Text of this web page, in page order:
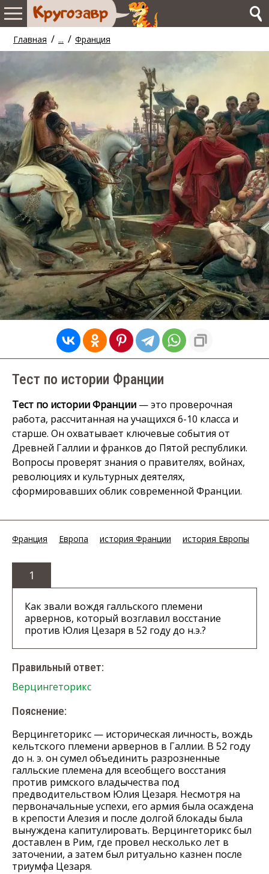
Главная / ... / Франция
Тест по истории Франции
Тест по истории Франции — это проверочная
работа, рассчитанная на учащихся 6-10 класса и
старше. Он охватывает ключевые события от
Древней Галлии и франков до Пятой республики.
Вопросы проверят знания о правителях, войнах,
революциях и культурных деятелях,
сформировавших облик современной Франции.
Франция Европа история Франции история Европы
1
Как звали вождя галльского племени
арвернов, который возглавил восстание
против Юлия Цезаря в 52 году до н.э.?
Правильный ответ:
Верцингеторикс
Пояснение:
Верцингеторикс — историческая личность, вождь
кельтского племени арвернов в Галлии. В 52 году
до н. э. он сумел объединить разрозненные
галльские племена для всеобщего восстания
против римского владычества под
предводительством Юлия Цезаря. Несмотря на
первоначальные успехи, его армия была осаждена
в крепости Алезия и после долгой блокады была
вынуждена капитулировать. Верцингеторикс был
доставлен в Рим, где провел несколько лет в
заточении, а затем был ритуально казнен после
триумфа Цезаря.